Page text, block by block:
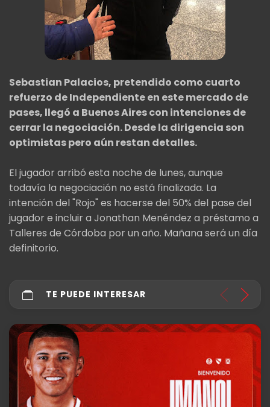
Sebastian Palacios, pretendido como cuarto
refuerzo de Independiente en este mercado de
pases, llegó a Buenos Aires con intenciones de
cerrar la negociación. Desde la dirigencia son
optimistas pero aún restan detalles.
El jugador arribó esta noche de lunes, aunque
todavía la negociación no está finalizada. La
intención del "Rojo" es hacerse del 50% del pase del
jugador e incluir a Jonathan Menéndez a préstamo a
Talleres de Córdoba por un año. Mañana será un día
definitorio.
TE PUEDE INTERESAR